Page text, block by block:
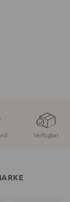
Verfügbar